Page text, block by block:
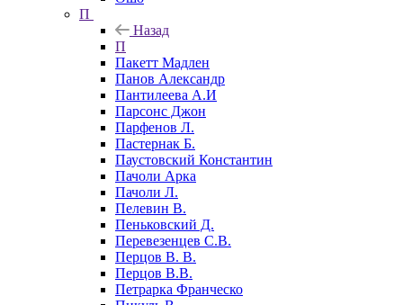
П
Назад
П
Пакетт Мадлен
Панов Александр
Пантилеева А.И
Парсонс Джон
Парфенов Л.
Пастернак Б.
Паустовский Константин
Пачоли Арка
Пачоли Л.
Пелевин В.
Пеньковский Д.
Перевезенцев С.В.
Перцов В. В.
Перцов В.В.
Петрарка Франческо